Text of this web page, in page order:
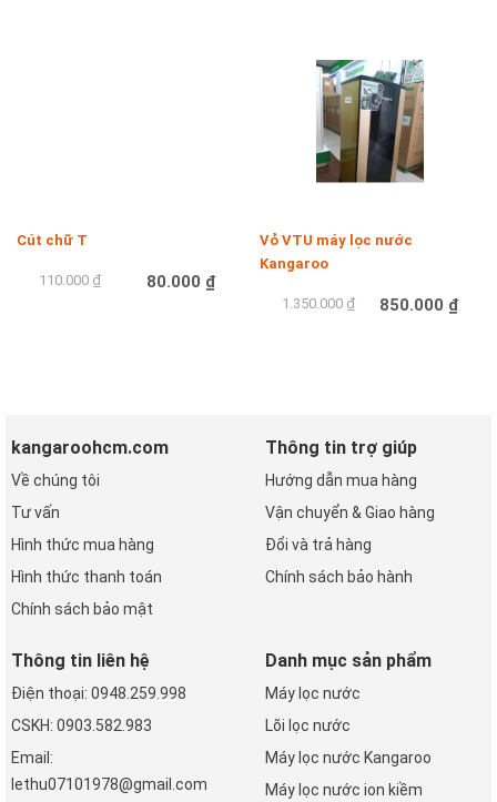
Cút chữ T
110.000 ₫ 80.000 ₫
Vỏ VTU máy lọc nước
Kangaroo
1.350.000 ₫ 850.000 ₫
kangaroohcm.com
Về chúng tôi
Tư vấn
Hình thức mua hàng
Hình thức thanh toán
Chính sách bảo mật
Thông tin trợ giúp
Hướng dẫn mua hàng
Vận chuyển & Giao hàng
Đổi và trả hàng
Chính sách bảo hành
Thông tin liên hệ
Điện thoại: 0948.259.998
CSKH: 0903.582.983
Email:
lethu07101978@gmail.com
Danh mục sản phẩm
Máy lọc nước
Lõi lọc nước
Máy lọc nước Kangaroo
Máy lọc nước ion kiềm